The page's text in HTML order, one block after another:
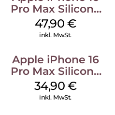
Pro Max Silicone
Case MagSafe
Black
47,90 €
inkl. MwSt.
Apple iPhone 16
Pro Max Silicone
Case MagSafe
Denim
34,90 €
inkl. MwSt.